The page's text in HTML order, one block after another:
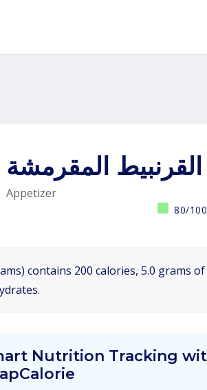
المقرمشة
Appetizer
80/100
contains 200 calories, 5.0 grams
Nutrition Tracking